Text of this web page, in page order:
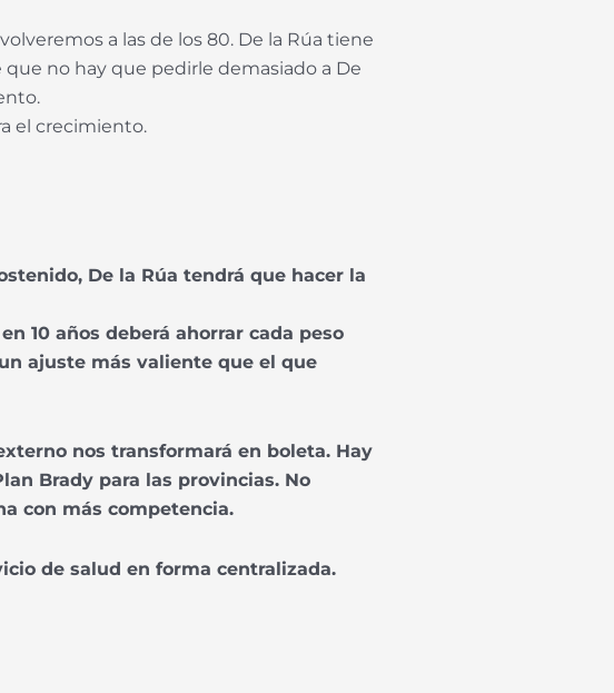
a las de los 80. De la Rúa tiene
no hay que pedirle demasiado a De
el crecimiento.
De la Rúa tendrá que hacer la
10 años deberá ahorrar cada peso
ajuste más valiente que el que
nos transformará en boleta. Hay
Brady para las provincias. No
con más competencia.
de salud en forma centralizada.